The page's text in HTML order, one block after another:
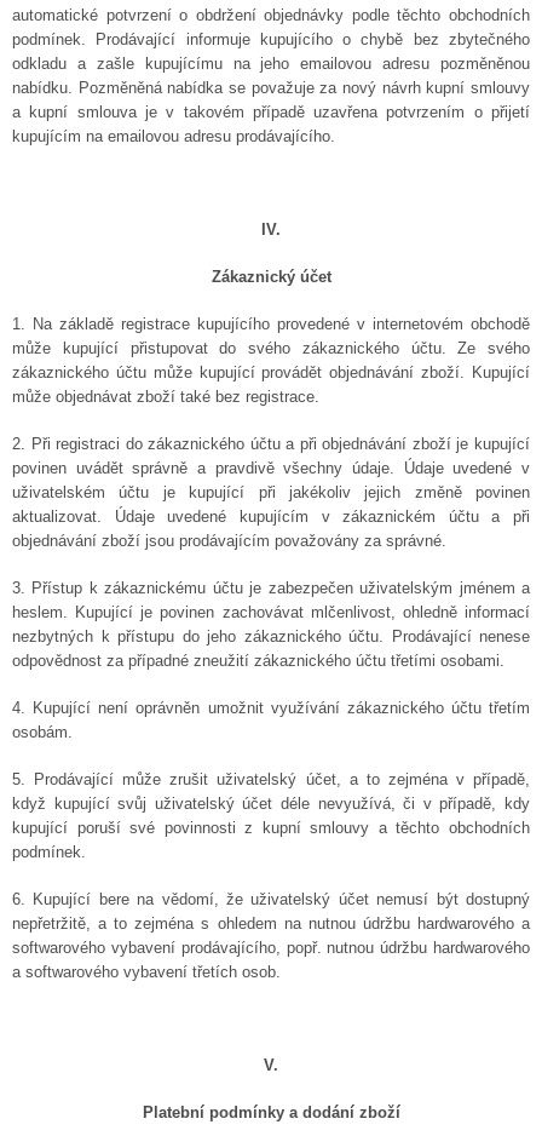
automatické potvrzení o obdržení objednávky podle těchto obchodních
podmínek.
Prodávající informuje kupujícího o chybě bez zbytečného
odkladu a zašle kupujícímu na jeho emailovou adresu pozměněnou
nabídku. Pozměněná nabídka se považuje za nový návrh kupní smlouvy
a kupní smlouva je v takovém případě uzavřena potvrzením o přijetí
kupujícím na emailovou adresu prodávajícího.
IV.
Zákaznický účet
1. Na základě registrace kupujícího provedené v internetovém obchodě
může kupující přistupovat do svého zákaznického účtu. Ze svého
zákaznického účtu může kupující provádět objednávání zboží. Kupující
může objednávat zboží také bez registrace.
2. Při registraci do zákaznického účtu a při objednávání zboží je kupující
povinen uvádět správně a pravdivě všechny údaje. Údaje uvedené v
uživatelském účtu je kupující při jakékoliv jejich změně povinen
aktualizovat. Údaje uvedené kupujícím v zákaznickém účtu a při
objednávání zboží jsou prodávajícím považovány za správné.
3. Přístup k zákaznickému účtu je zabezpečen uživatelským jménem a
heslem. Kupující je povinen zachovávat mlčenlivost, ohledně informací
nezbytných k přístupu do jeho zákaznického účtu. Prodávající nenese
odpovědnost za případné zneužití zákaznického účtu třetími osobami.
4. Kupující není oprávněn umožnit využívání zákaznického účtu třetím
osobám.
5. Prodávající může zrušit uživatelský účet, a to zejména v případě,
když kupující svůj uživatelský účet déle nevyužívá, či v případě, kdy
kupující poruší své povinnosti z kupní smlouvy a těchto obchodních
podmínek.
6. Kupující bere na vědomí, že uživatelský účet nemusí být dostupný
nepřetržitě, a to zejména s ohledem na nutnou údržbu hardwarového a
softwarového vybavení prodávajícího, popř. nutnou údržbu hardwarového
a softwarového vybavení třetích osob.
V.
Platební podmínky a dodání zboží